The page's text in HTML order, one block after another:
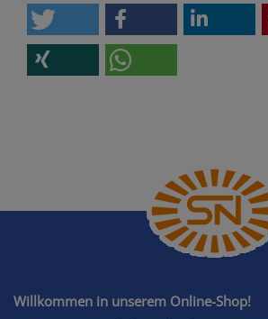
Willkommen in unserem Online-Shop!